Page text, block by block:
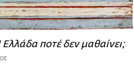
ποτέ δεν μαθαίνει;